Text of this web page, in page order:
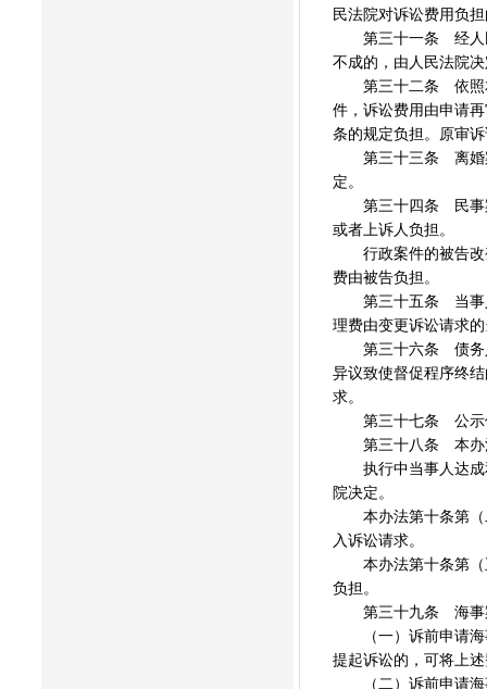
民法院对诉讼费用负
第三十一条 经人民
不成的，由人民法院
第三十二条 依照本
件，诉讼费用由申请
条的规定负担。原审
第三十三条 离婚案
定。
第三十四条 民事案
或者上诉人负担。
行政案件的被告改
费由被告负担。
第三十五条 当事人
理费由变更诉讼请求
第三十六条 债务人
异议致使督促程序终
求。
第三十七条 公示催
第三十八条 本办法
执行中当事人达成
院决定。
本办法第十条第（
入诉讼请求。
本办法第十条第（
负担。
第三十九条 海事案
（一）诉前申请海
提起诉讼的，可将上
（二）诉前申请海